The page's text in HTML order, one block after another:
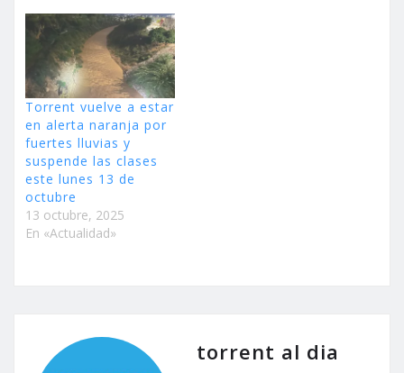
Torrent vuelve a estar
en alerta naranja por
fuertes lluvias y
suspende las clases
este lunes 13 de
octubre
13 octubre, 2025
En «Actualidad»
torrent al dia